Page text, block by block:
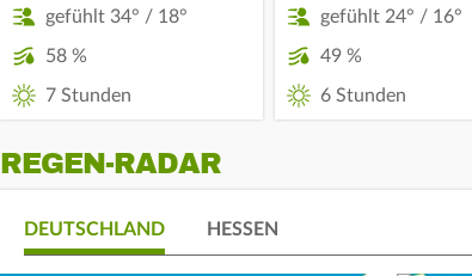
gefühlt 34° / 18°
58 %
7 Stunden
gefühlt 24° / 16°
49 %
6 Stunden
REGEN-RADAR
DEUTSCHLAND HESSEN